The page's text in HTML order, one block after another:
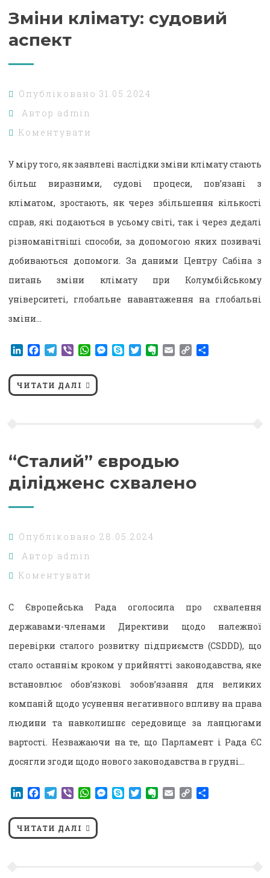
Зміни клімату: судовий
аспект
Опубліковано 31.05.2024
Автор admin
Коментувати
У міру того, як заявлені наслідки зміни клімату стають
більш виразними, судові процеси, пов’язані з
кліматом, зростають, як через збільшення кількості
справ, які подаються в усьому світі, так і через дедалі
різноманітніші способи, за допомогою яких позивачі
добиваються допомоги. За даними Центру Сабіна з
питань зміни клімату при Колумбійському
університеті, глобальне навантаження на глобальні
зміни…
LinkedIn
Facebook
Telegram
ViberWhatsApp
Messenger
SkypeTwitterEvernote
EmailCopy
ЧИТАТИ ДАЛІ
“Сталий” євродью
ділідженс схвалено
Опубліковано 28.05.2024
Автор admin
Коментувати
С Європейська Рада оголосила про схвалення
державами-членами Директиви щодо належної
перевірки сталого розвитку підприємств (CSDDD), що
стало останнім кроком у прийнятті законодавства, яке
встановлює обов’язкові зобов’язання для великих
компаній щодо усунення негативного впливу на права
людини та навколишнє середовище за ланцюгами
вартості. Незважаючи на те, що Парламент і Рада ЄС
досягли згоди щодо нового законодавства в грудні…
LinkedIn
Facebook
Telegram
ViberWhatsApp
Messenger
SkypeTwitterEvernote
EmailCopy
ЧИТАТИ ДАЛІ